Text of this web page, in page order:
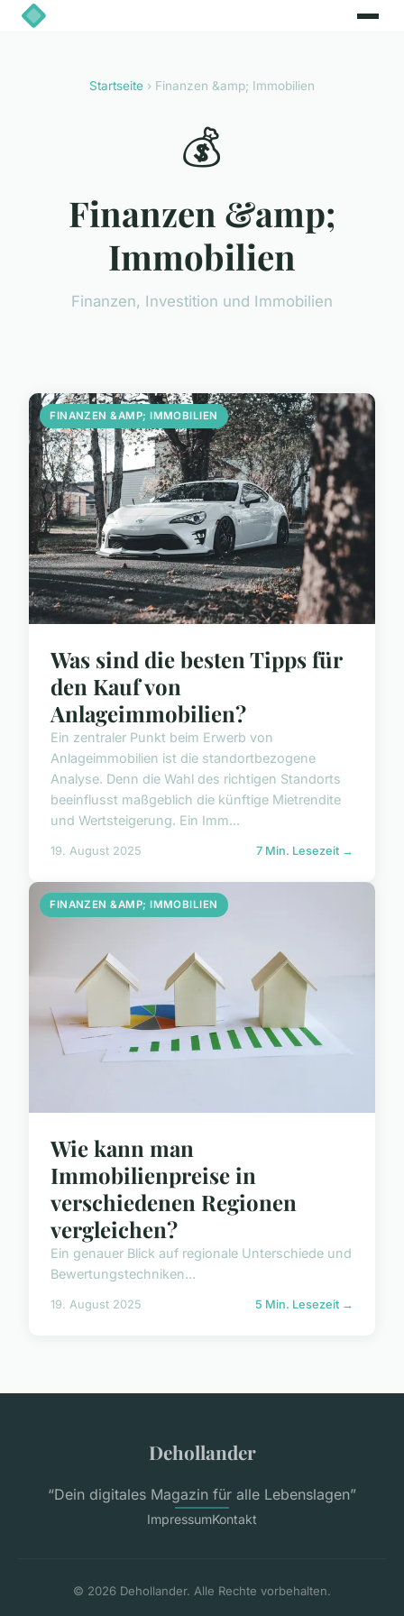
Startseite › Finanzen &amp; Immobilien
💰
Finanzen &amp;
Immobilien
Finanzen, Investition und Immobilien
FINANZEN &AMP; IMMOBILIEN
Was sind die besten Tipps für
den Kauf von
Anlageimmobilien?
Ein zentraler Punkt beim Erwerb von
Anlageimmobilien ist die standortbezogene
Analyse. Denn die Wahl des richtigen Standorts
beeinflusst maßgeblich die künftige Mietrendite
und Wertsteigerung. Ein Imm...
19. August 2025 7 Min. Lesezeit →
FINANZEN &AMP; IMMOBILIEN
Wie kann man
Immobilienpreise in
verschiedenen Regionen
vergleichen?
Ein genauer Blick auf regionale Unterschiede und
Bewertungstechniken...
19. August 2025 5 Min. Lesezeit →
Dehollander
“Dein digitales Magazin für alle Lebenslagen”
ImpressumKontakt
© 2026 Dehollander. Alle Rechte vorbehalten.